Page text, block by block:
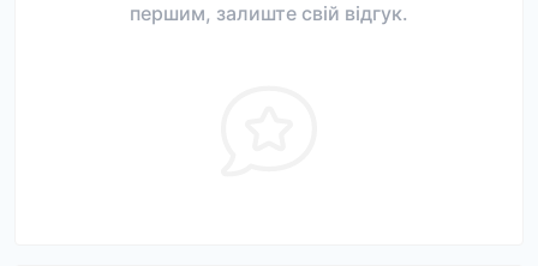
першим, залиште свій відгук.